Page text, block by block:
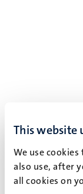
This website
We use
also use, after
all cookies on